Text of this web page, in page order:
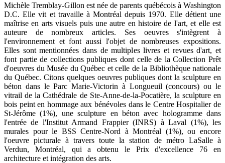
Michèle Tremblay-Gillon est née de parents québécois à Washington
D.C. Elle vit et travaille à Montréal depuis 1970. Elle détient une
maîtrise en arts visuels puis une autre en histoire de l'art, et elle est
auteure de nombreux articles. Ses oeuvres s'intègrent à
l'environnement et font aussi l'objet de nombreuses expositions.
Elles sont mentionnées dans de multiples livres et revues d'art, et
font partie de collections publiques dont celle de la Collection Prêt
d'oeuvres du Musée du Québec et celle de la Bibliothèque nationale
du Québec. Citons quelques oeuvres publiques dont la sculpture en
béton dans le Parc Marie-Victorin à Longueuil (concours) ou le
vitrail de la Cathédrale de Ste-Anne-de-la-Pocatière, la sculpture en
bois peint en hommage aux bénévoles dans le Centre Hospitalier de
St-Jérôme (1%), une sculpture en béton avec hologramme dans
l'entrée de l'Institut Armand Frappier (INRS) à Laval (1%), les
murales pour le BSS Centre-Nord à Montréal (1%), ou encore
l'oeuvre picturale à travers toute la station de métro LaSalle à
Verdun, Montréal, qui a obtenu le Prix d'excellence 76 en
architecture et intégration des arts.